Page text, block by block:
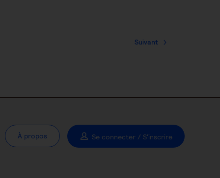
Suivant
À propos Se connecter / S'inscrire